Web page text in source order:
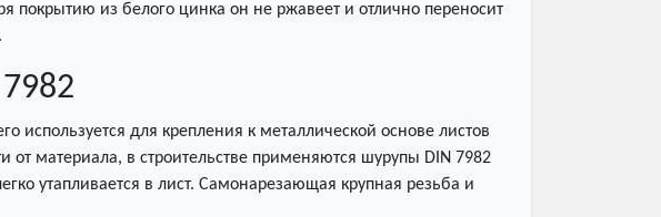
покрытию из белого цинка он не ржавеет и отлично переносит
для крепления к металлической основе листов
материала, в строительстве применяются шурупы DIN 7982
утапливается в лист. Самонарезающая крупная резьба и